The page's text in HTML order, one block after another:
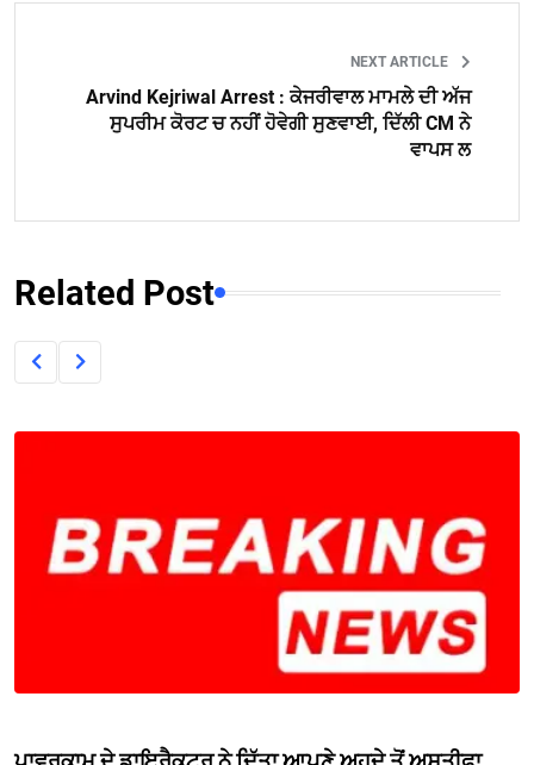
NEXT ARTICLE
Arvind Kejriwal Arrest : ਕੇਜਰੀਵਾਲ ਮਾਮਲੇ ਦੀ ਅੱਜ
ਸੁਪਰੀਮ ਕੋਰਟ ਚ ਨਹੀਂ ਹੋਵੇਗੀ ਸੁਣਵਾਈ, ਦਿੱਲੀ CM ਨੇ
ਵਾਪਸ ਲ
Related Post